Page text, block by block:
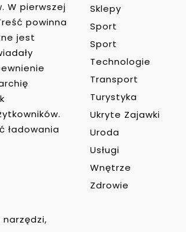
W pierwszej
powinna
jest
ładowania
Sklepy
Sport
Sport
Technologie
Transport
Turystyka
Ukryte Zajawki
Uroda
Usługi
Wnętrze
Zdrowie